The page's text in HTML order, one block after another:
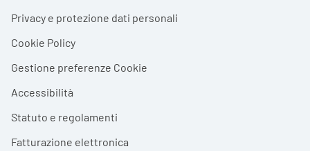
Privacy e protezione dati personali
Cookie Policy
Gestione preferenze Cookie
Accessibilità
Statuto e regolamenti
Fatturazione elettronica